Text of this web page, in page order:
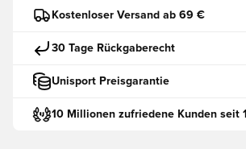
Kostenloser Versand ab 69 €
30 Tage Rückgaberecht
Unisport Preisgarantie
10 Millionen zufriedene Kunden seit